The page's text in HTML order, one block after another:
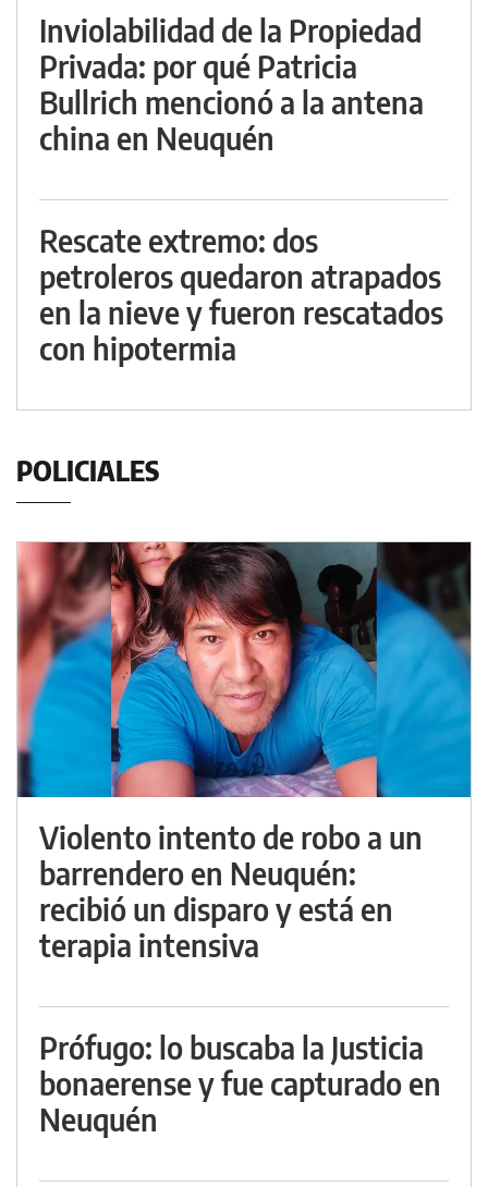
Inviolabilidad de la Propiedad
Privada: por qué Patricia
Bullrich mencionó a la antena
china en Neuquén
Rescate extremo: dos
petroleros quedaron atrapados
en la nieve y fueron rescatados
con hipotermia
POLICIALES
Violento intento de robo a un
barrendero en Neuquén:
recibió un disparo y está en
terapia intensiva
Prófugo: lo buscaba la Justicia
bonaerense y fue capturado en
Neuquén